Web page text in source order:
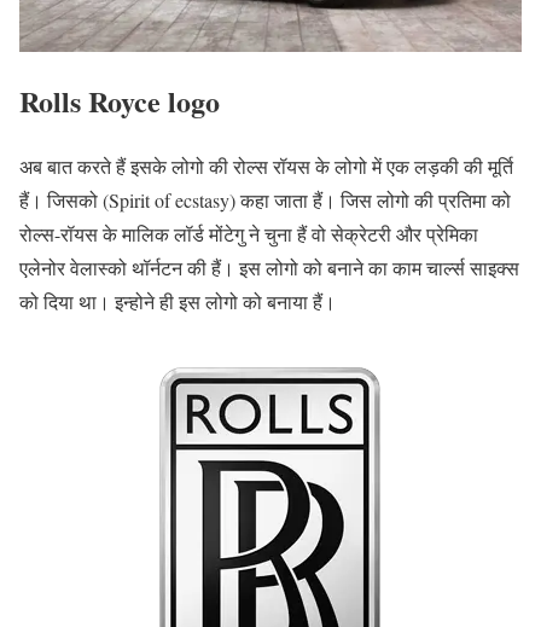
Rolls Royce logo
अब बात करते हैं इसके लोगो की रोल्स रॉयस के लोगो में एक लड़की की मूर्ति
हैं। जिसको (Spirit of ecstasy) कहा जाता हैं। जिस लोगो की प्रतिमा को
रोल्स-रॉयस के मालिक लॉर्ड मोंटेगु ने चुना हैं वो सेक्रेटरी और प्रेमिका
एलेनोर वेलास्को थॉर्नटन की हैं। इस लोगो को बनाने का काम चार्ल्स साइक्स
को दिया था। इन्होने ही इस लोगो को बनाया हैं।